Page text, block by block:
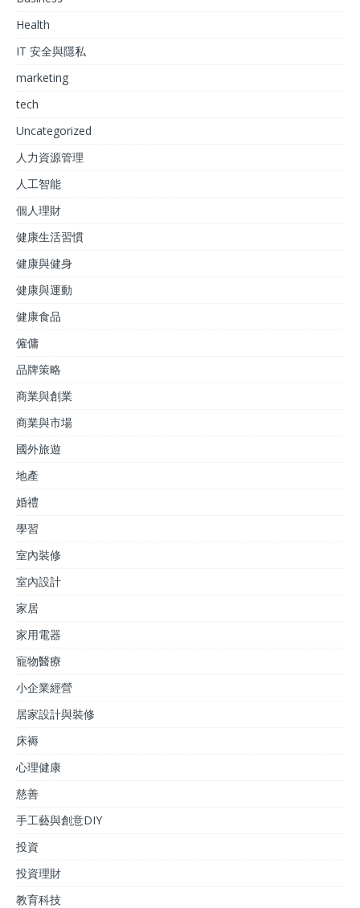
Health
IT 安全與隱私
marketing
tech
Uncategorized
人力資源管理
人工智能
個人理財
健康生活習慣
健康與健身
健康與運動
健康食品
僱傭
品牌策略
商業與創業
商業與市場
國外旅遊
地產
婚禮
學習
室內裝修
室內設計
家居
家用電器
寵物醫療
小企業經營
居家設計與裝修
床褥
心理健康
慈善
手工藝與創意DIY
投資
投資理財
教育科技